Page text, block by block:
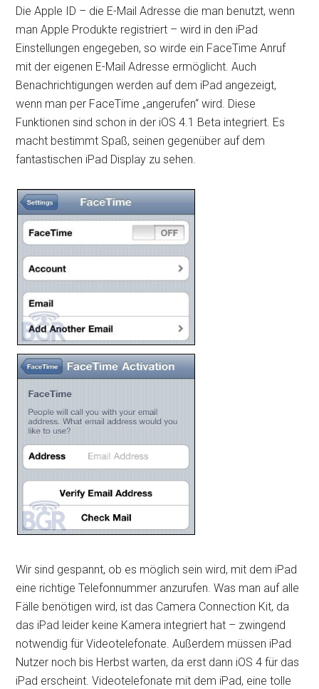
Die Apple ID – die E-Mail Adresse die man benutzt, wenn
man Apple Produkte registriert – wird in den iPad
Einstellungen engegeben, so wirde ein FaceTime Anruf
mit der eigenen E-Mail Adresse ermöglicht. Auch
Benachrichtigungen werden auf dem iPad angezeigt,
wenn man per FaceTime „angerufen“ wird. Diese
Funktionen sind schon in der iOS 4.1 Beta integriert. Es
macht bestimmt Spaß, seinen gegenüber auf dem
fantastischen iPad Display zu sehen.
Wir sind gespannt, ob es möglich sein wird, mit dem iPad
eine richtige Telefonnummer anzurufen. Was man auf alle
Fälle benötigen wird, ist das Camera Connection Kit, da
das iPad leider keine Kamera integriert hat – zwingend
notwendig für Videotelefonate. Außerdem müssen iPad
Nutzer noch bis Herbst warten, da erst dann iOS 4 für das
iPad erscheint. Videotelefonate mit dem iPad, eine tolle